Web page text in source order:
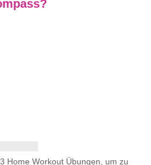
Home Workout Übungen, um zu